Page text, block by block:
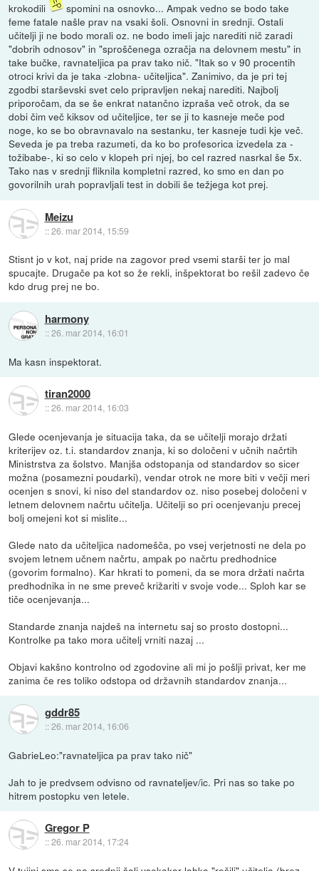
krokodili
spomini na osnovko... Ampak vedno se bodo take
feme fatale našle prav na vsaki šoli. Osnovni in srednji. Ostali
učitelji ji ne bodo morali oz. ne bodo imeli jajc narediti nič zaradi
"dobrih odnosov" in "sproščenega ozračja na delovnem mestu" in
take bučke, ravnateljica pa prav tako nič. "Itak so v 90 procentih
otroci krivi da je taka -zlobna- učiteljica". Zanimivo, da je pri tej
zgodbi starševski svet celo pripravljen nekaj narediti. Najbolj
priporočam, da se še enkrat natančno izpraša več otrok, da se
dobi čim več kiksov od učiteljice, ter se ji to kasneje meče pod
noge, ko se bo obravnavalo na sestanku, ter kasneje tudi kje več.
Seveda je pa treba razumeti, da ko bo profesorica izvedela za -
tožibabe-, ki so celo v klopeh pri njej, bo cel razred nasrkal še 5x.
Tako nas v srednji fliknila kompletni razred, ko smo en dan po
govorilnih urah popravljali test in dobili še težjega kot prej.
Meizu
::26. mar 2014, 15:59
Stisnt jo v kot, naj pride na zagovor pred vsemi starši ter jo mal
spucajte. Drugače pa kot so že rekli, inšpektorat bo rešil zadevo če
kdo drug prej ne bo.
harmony
::26. mar 2014, 16:01
Ma kasn inspektorat.
tiran2000
::26. mar 2014, 16:03
Glede ocenjevanja je situacija taka, da se učitelji morajo držati
kriterijev oz. t.i. standardov znanja, ki so določeni v učnih načrtih
Ministrstva za šolstvo. Manjša odstopanja od standardov so sicer
možna (posamezni poudarki), vendar otrok ne more biti v večji meri
ocenjen s snovi, ki niso del standardov oz. niso posebej določeni v
letnem delovnem načrtu učitelja. Učitelji so pri ocenjevanju precej
bolj omejeni kot si mislite...
Glede nato da učiteljica nadomešča, po vsej verjetnosti ne dela po
svojem letnem učnem načrtu, ampak po načrtu predhodnice
(govorim formalno). Kar hkrati to pomeni, da se mora držati načrta
predhodnika in ne sme preveč križariti v svoje vode... Sploh kar se
tiče ocenjevanja...
Standarde znanja najdeš na internetu saj so prosto dostopni...
Kontrolke pa tako mora učitelj vrniti nazaj ...
Objavi kakšno kontrolno od zgodovine ali mi jo pošlji privat, ker me
zanima če res toliko odstopa od državnih standardov znanja...
gddr85
::26. mar 2014, 16:06
GabrieLeo:"ravnateljica pa prav tako nič"
Jah to je predvsem odvisno od ravnateljev/ic. Pri nas so take po
hitrem postopku ven letele.
Gregor P
::26. mar 2014, 17:24